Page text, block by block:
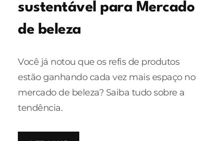
sustentável para Mercado
de beleza
Você já notou que os refis de produtos
estão ganhando cada vez mais espaço no
mercado de beleza? Saiba tudo sobre a
tendência.